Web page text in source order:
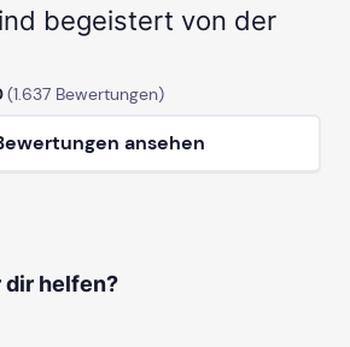
begeistert von der
(1.637 Bewertungen)
ansehen
dir helfen?